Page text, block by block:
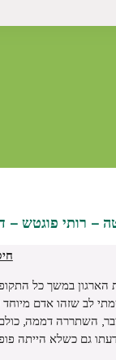
– רותי פוגטש –
הארגון במשך כל
לב שזהו אדם
השתררה דממה,
גם כשלא הייתה